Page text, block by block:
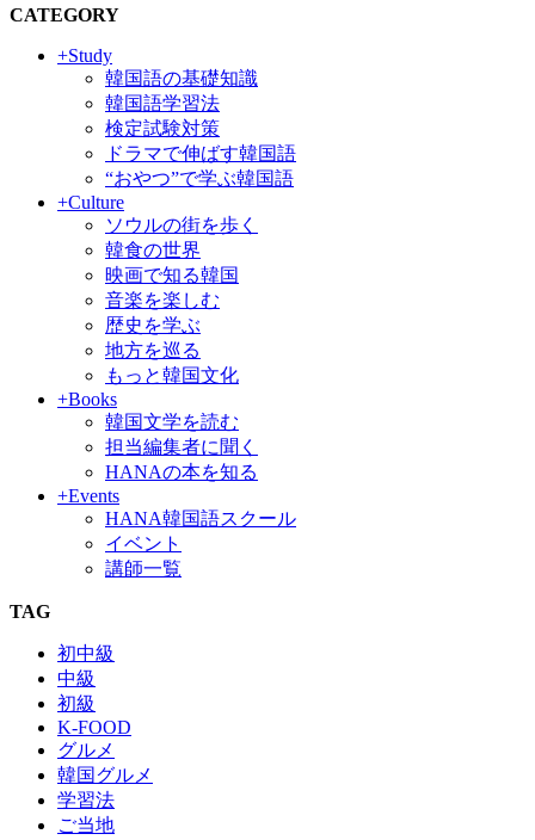
CATEGORY
+Study
韓国語の基礎知識
韓国語学習法
検定試験対策
ドラマで伸ばす韓国語
“おやつ”で学ぶ韓国語
+Culture
ソウルの街を歩く
韓食の世界
映画で知る韓国
音楽を楽しむ
歴史を学ぶ
地方を巡る
もっと韓国文化
+Books
韓国文学を読む
担当編集者に聞く
HANAの本を知る
+Events
HANA韓国語スクール
イベント
講師一覧
TAG
初中級
中級
初級
K-FOOD
グルメ
韓国グルメ
学習法
ご当地